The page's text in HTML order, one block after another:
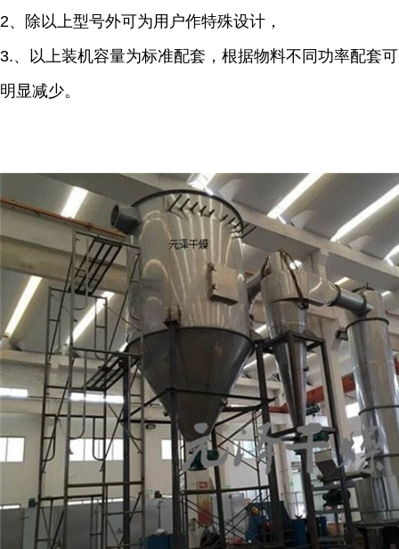
2、除以上型号外可为用户作特殊设计，
3.、
以上装机容量为标准配套，根据物料不同功率配套可
明显减少。